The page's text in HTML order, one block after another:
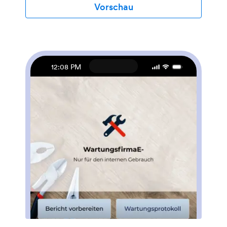
Handumdrehen in ihrem sicheren Jotform Konto
gespeichert.Passen Sie diese Quiz App in wenigen
können, zum Einbetten von Links und Dokumenten,
zum Erstellen neuer Seiten und Buttons, zum
Hochladen von Fotos und Videos und noch viel mehr
versenden. Bringen Sie Ihre Quizze aufs nächste
Level, indem Sie eine voll-angepasste Quiz App
nutzen, die überall funktioniert.
Vorschau
12:08 PM